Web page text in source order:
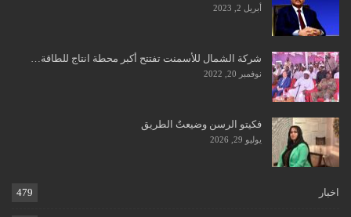
أبريل 2, 2023
شركة الشمال للأسمنت تفتتح أكبر محطة انتاج للطاقة…
نوفمبر 20, 2022
فكيتو الرسن وضيعتٌ الطريق
يوليو 29, 2026
اخبار 479